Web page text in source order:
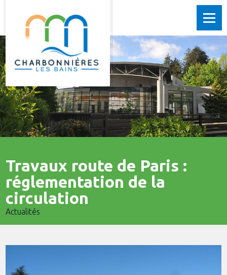
Travaux route de Paris :
réglementation de la
circulation
Actualités